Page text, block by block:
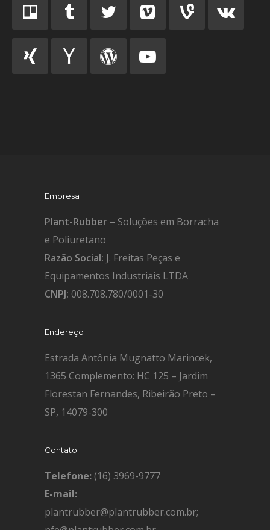
Empresa
Plant-Rubber – Soluções em Borracha
e Poliuretano
Razão Social: J. Freitas Peças e
Equipamentos Industriais LTDA
CNPJ: 008.708.780/0001-30
Endereço
Estrada Antônia Mugnatto Marincek,
1365 Complemento: HC 125 – Jardim
Florestan Fernandes, Ribeirão Preto –
SP, 14079-300
Contato
Telefone: (16) 3969-9777
E-mail:
plantrubber@plantrubber.com.br;